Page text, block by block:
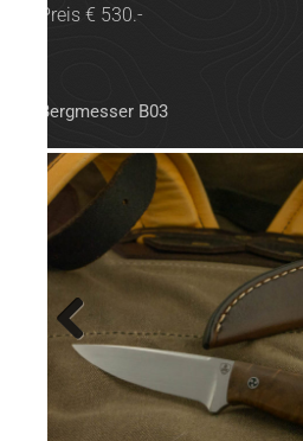
Preis € 530.-
Bergmesser B03
Previ